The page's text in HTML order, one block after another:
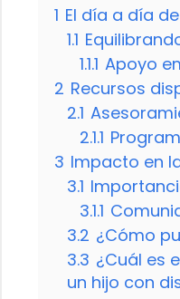
1 El día a día
1.1
1.1.1 Apoyo
2 Recursos
2.1
2.1.1
3 Impacto en
3.1
3.1.1
3.2 ¿Cómo
3.3 ¿Cuál es
un hijo con